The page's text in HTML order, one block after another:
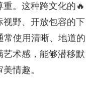
。这种跨文化的🔥
野、开放包容的下
常使用清晰、地道的
术感，能够潜移默
情趣。